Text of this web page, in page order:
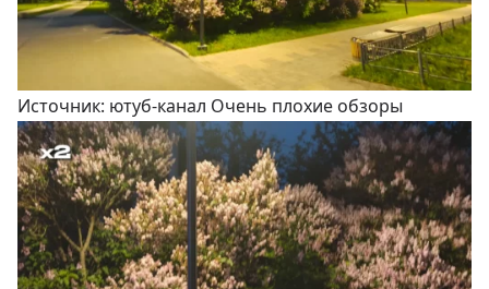
Источник: ютуб-канал Очень плохие обзоры